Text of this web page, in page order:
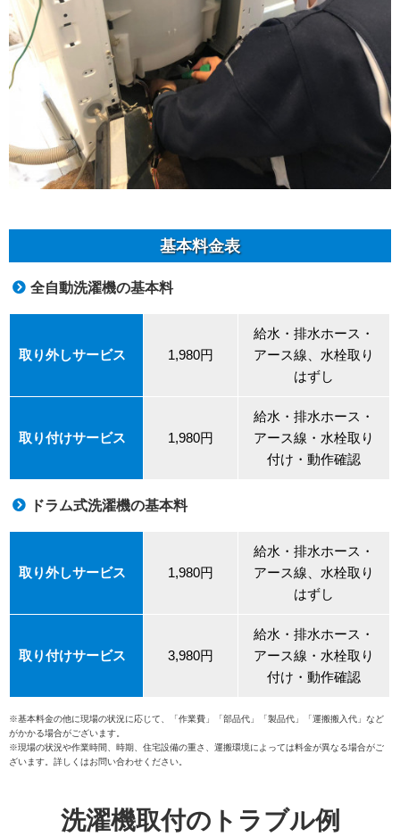
基本料金表
全自動洗濯機の基本料
取り外しサービス 1,980円
給水・排水ホース・
アース線、水栓取り
はずし
取り付けサービス 1,980円
給水・排水ホース・
アース線・水栓取り
付け・動作確認
ドラム式洗濯機の基本料
取り外しサービス 1,980円
給水・排水ホース・
アース線、水栓取り
はずし
取り付けサービス 3,980円
給水・排水ホース・
アース線・水栓取り
付け・動作確認
※基本料金の他に現場の状況に応じて、「作業費」「部品代」「製品代」「運搬搬入代」など
がかかる場合がございます。
※現場の状況や作業時間、時期、住宅設備の重さ、運搬環境によっては料金が異なる場合がご
ざいます。詳しくはお問い合わせください。
洗濯機取付のトラブル例